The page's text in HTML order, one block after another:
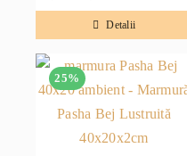
inițial
fost:
170.91 lei.
curent
128.18 lei.
Detalii
25%